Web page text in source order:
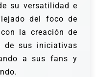
su versatilidad e
del foco de
la creación de
de sus iniciativas
a sus fans y